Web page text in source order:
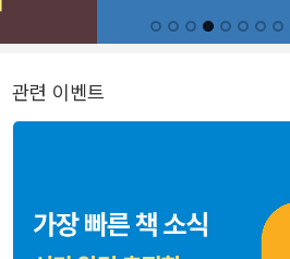
관련 이벤트